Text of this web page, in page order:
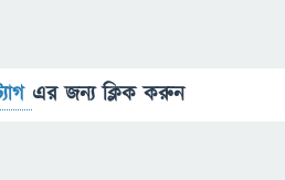
এর জন্য ক্লিক করুন